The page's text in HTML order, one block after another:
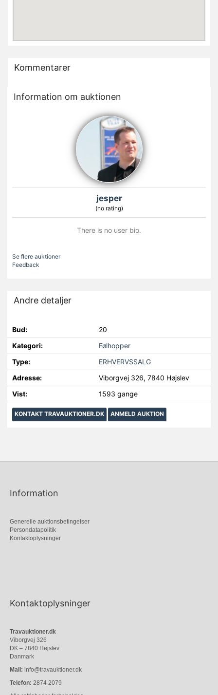
Kommentarer
Information om auktionen
jesper
(no rating)
There is no user bio.
Se flere auktioner
Feedback
Andre detaljer
Bud:
20
Kategori:
Følhopper
Type:
ERHVERVSSALG
Adresse:
Viborgvej 326, 7840 Højslev
Vist:
1593 gange
KONTAKT TRAVAUKTIONER.DK ANMELD AUKTION
Information
Generelle auktionsbetingelser
Persondatapolitik
Kontaktoplysninger
Kontaktoplysninger
Travauktioner.dk
Viborgvej 326
DK – 7840 Højslev
Danmark
Mail: info@travauktioner.dk
Telefon: 2874 2079